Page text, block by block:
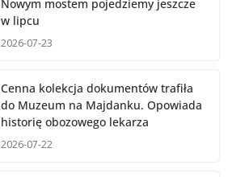
Nowym mostem pojedziemy jeszcze
w lipcu
2026-07-23
Cenna kolekcja dokumentów trafiła
do Muzeum na Majdanku. Opowiada
historię obozowego lekarza
2026-07-22